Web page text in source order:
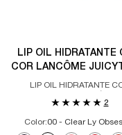
LIP OIL HIDRATANTE
COR LANCÔME
COM ESQUALANO E
LIP OIL HIDRATANTE
HIALURÔNICO
2
Color:00 - Clear Ly